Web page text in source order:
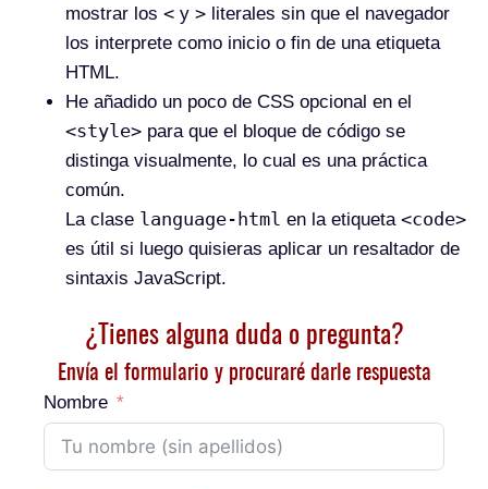
mostrar los < y > literales sin que el navegador
los interprete como inicio o fin de una etiqueta
HTML.
He añadido un poco de CSS opcional en el
<style> para que el bloque de código se
distinga visualmente, lo cual es una práctica
común.
La clase language-html en la etiqueta <code>
es útil si luego quisieras aplicar un resaltador de
sintaxis JavaScript.
¿Tienes alguna duda o pregunta?
Envía el formulario y procuraré darle respuesta
Nombre